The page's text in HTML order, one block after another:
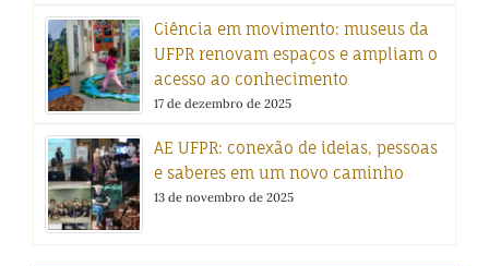
Ciência em movimento: museus da
UFPR renovam espaços e ampliam o
acesso ao conhecimento
17 de dezembro de 2025
AE UFPR: conexão de ideias, pessoas
e saberes em um novo caminho
13 de novembro de 2025